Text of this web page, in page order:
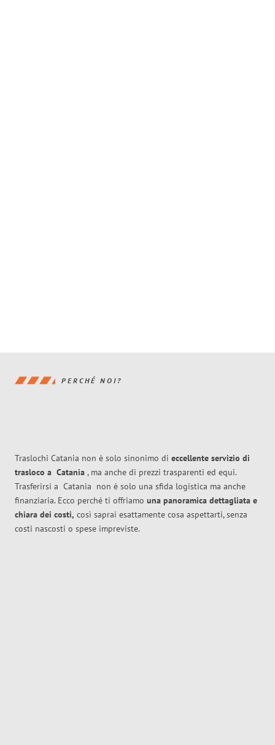
PERCHÉ NOI?
Traslochi Catania non è solo sinonimo di eccellente servizio di
trasloco a Catania , ma anche di prezzi trasparenti ed equi.
Trasferirsi a Catania non è solo una sfida logistica ma anche
finanziaria. Ecco perché ti offriamo una panoramica dettagliata e
chiara dei costi, così saprai esattamente cosa aspettarti, senza
costi nascosti o spese impreviste.